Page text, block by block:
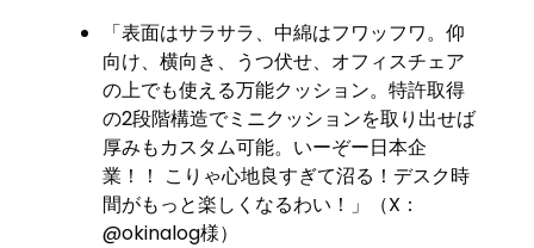
「表面はサラサラ、中綿はフワッフワ。仰
向け、横向き、うつ伏せ、オフィスチェア
の上でも使える万能クッション。特許取得
の2段階構造でミニクッションを取り出せば
厚みもカスタム可能。いーぞー日本企
業！！ こりゃ心地良すぎて沼る！デスク時
間がもっと楽しくなるわい！」（X：
@okinalog様）